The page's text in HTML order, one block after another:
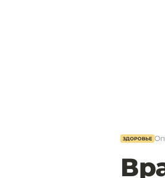
ЗДОРОВЬЕ